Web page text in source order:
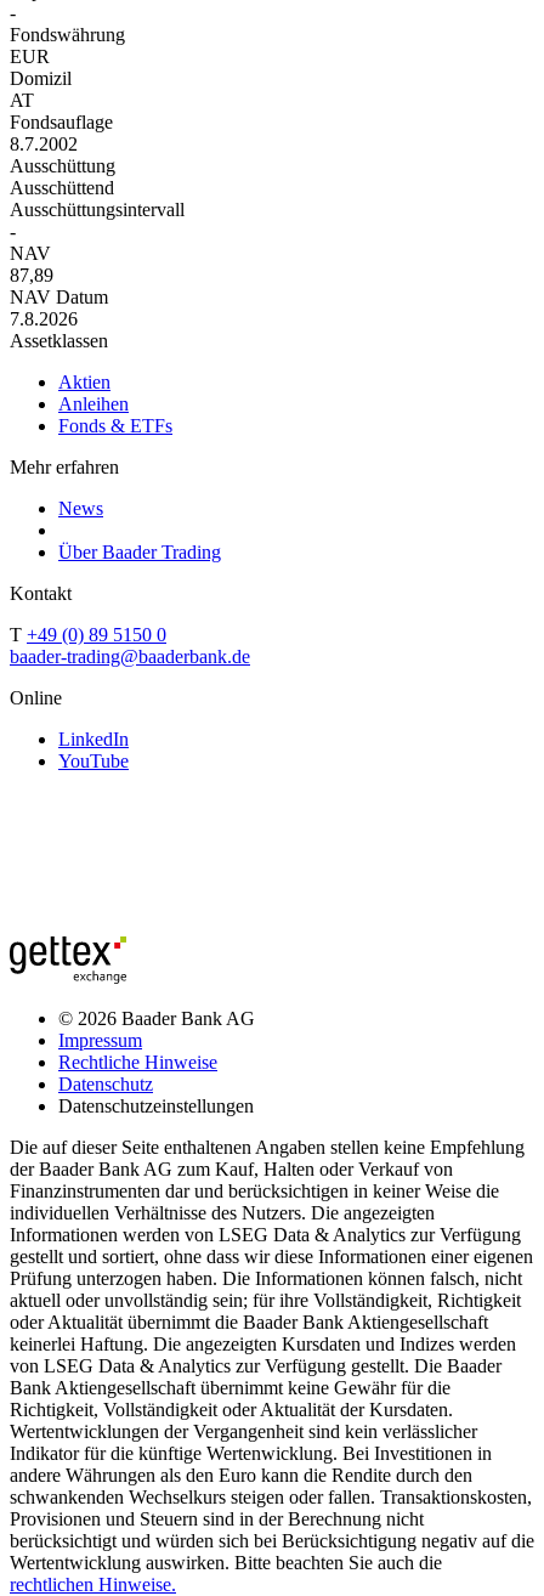
-
Fondswährung
EUR
Domizil
AT
Fondsauflage
8.7.2002
Ausschüttung
Ausschüttend
Ausschüttungsintervall
-
NAV
87,89
NAV Datum
7.8.2026
Assetklassen
Aktien
Anleihen
Fonds & ETFs
Mehr erfahren
News
Über Baader Trading
Kontakt
T +49 (0) 89 5150 0
baader-trading@baaderbank.de
Online
LinkedIn
YouTube
© 2026 Baader Bank AG
Impressum
Rechtliche Hinweise
Datenschutz
Datenschutzeinstellungen
Die auf dieser Seite enthaltenen Angaben stellen keine Empfehlung
der Baader Bank AG zum Kauf, Halten oder Verkauf von
Finanzinstrumenten dar und berücksichtigen in keiner Weise die
individuellen Verhältnisse des Nutzers. Die angezeigten
Informationen werden von LSEG Data & Analytics zur Verfügung
gestellt und sortiert, ohne dass wir diese Informationen einer eigenen
Prüfung unterzogen haben. Die Informationen können falsch, nicht
aktuell oder unvollständig sein; für ihre Vollständigkeit, Richtigkeit
oder Aktualität übernimmt die Baader Bank Aktiengesellschaft
keinerlei Haftung. Die angezeigten Kursdaten und Indizes werden
von LSEG Data & Analytics zur Verfügung gestellt. Die Baader
Bank Aktiengesellschaft übernimmt keine Gewähr für die
Richtigkeit, Vollständigkeit oder Aktualität der Kursdaten.
Wertentwicklungen der Vergangenheit sind kein verlässlicher
Indikator für die künftige Wertenwicklung. Bei Investitionen in
andere Währungen als den Euro kann die Rendite durch den
schwankenden Wechselkurs steigen oder fallen. Transaktionskosten,
Provisionen und Steuern sind in der Berechnung nicht
berücksichtigt und würden sich bei Berücksichtigung negativ auf die
Wertentwicklung auswirken. Bitte beachten Sie auch die
rechtlichen Hinweise.